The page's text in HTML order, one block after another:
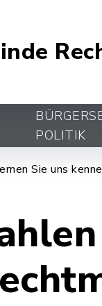
POLITIK
Sie uns